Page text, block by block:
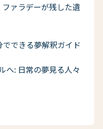
ァラデーが残した遺
できる夢解釈ガイド
へ: 日常の夢見る人々